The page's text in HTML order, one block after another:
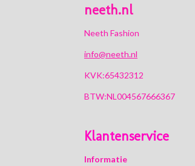
neeth.nl
Neeth Fashion
info@neeth.nl
KVK:65432312
BTW:NL004567666367
Klantenservice
Informatie